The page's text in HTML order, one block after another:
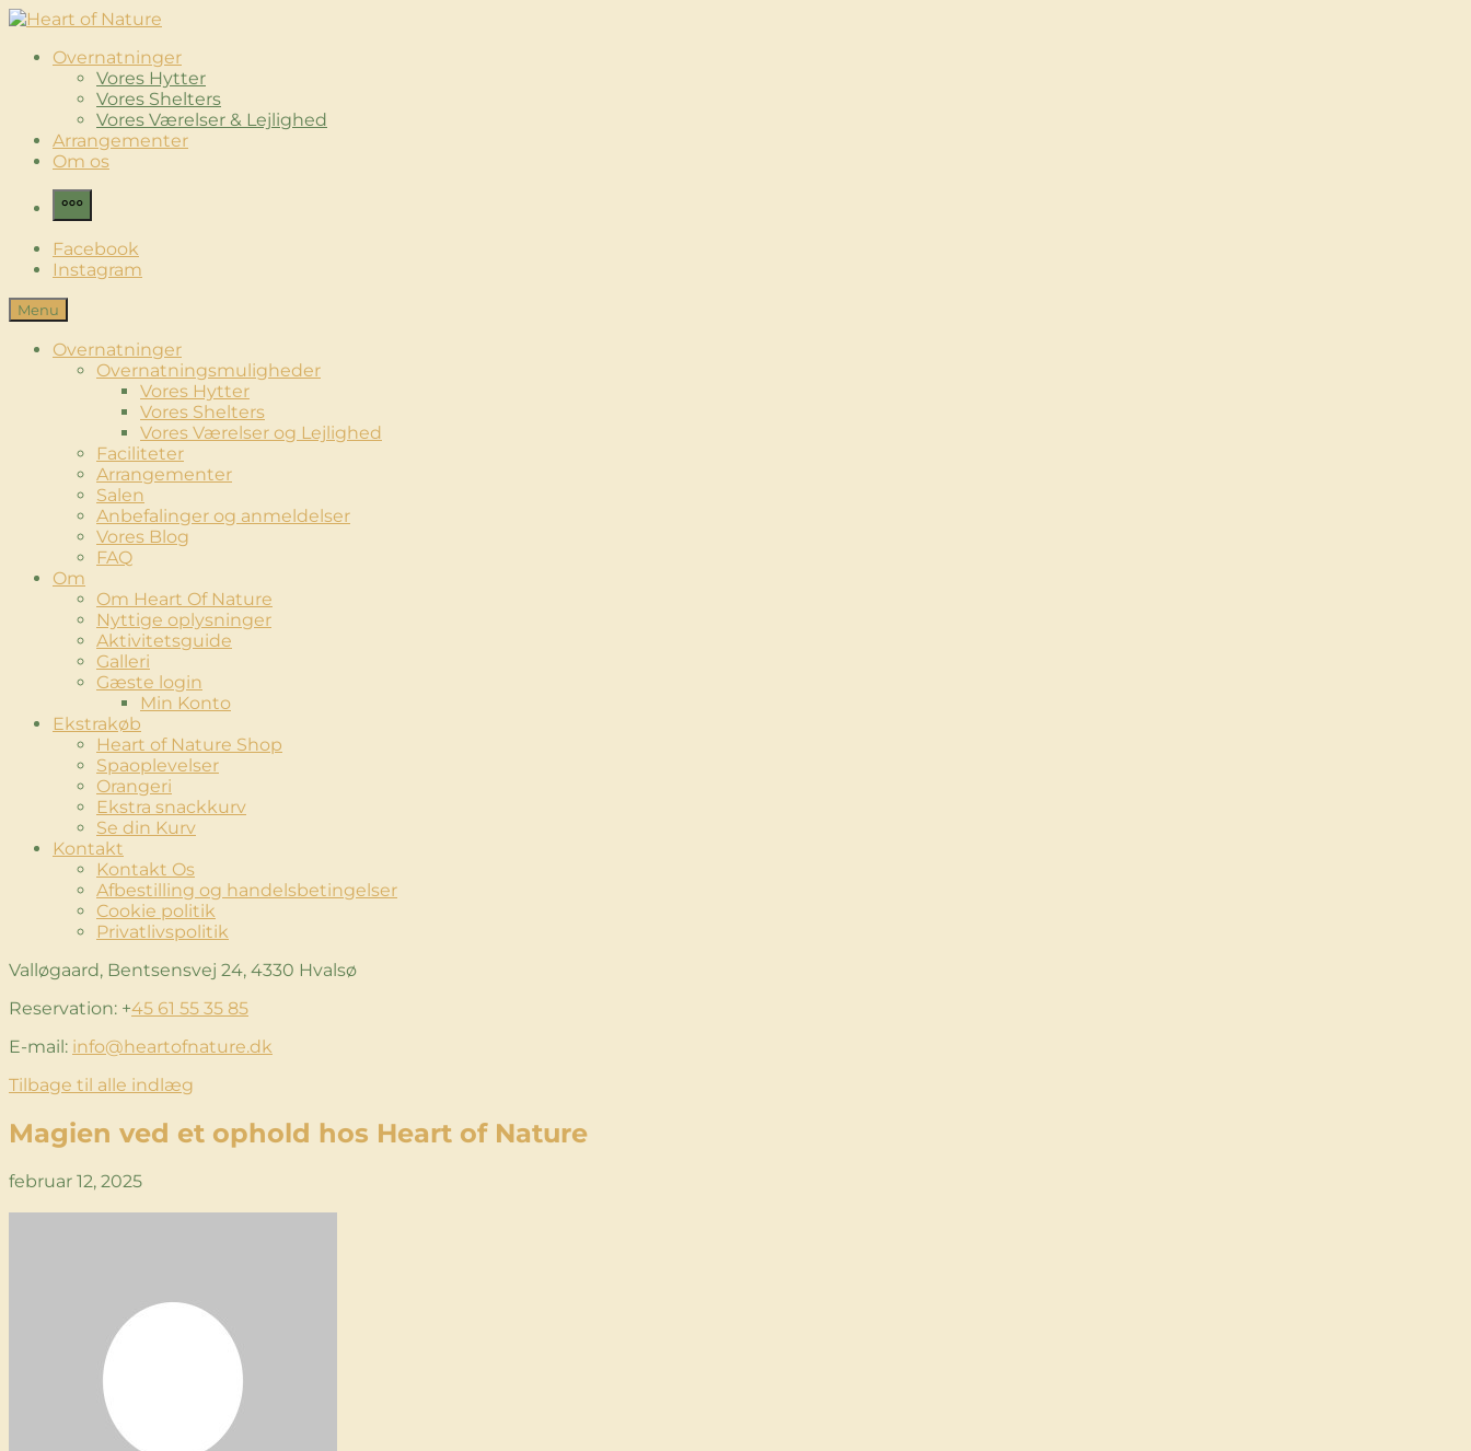
Skip
content
Heart of Nature
Luksus Glamping & Spaoplevelse
Overnatninger
Vores Hytter
Vores Shelters
Vores Værelser & Lejlighed
Arrangementer
Om os
More
Facebook
Instagram
Menu
Overnatninger
Overnatningsmuligheder
Vores Hytter
Vores Shelters
Vores Værelser og Lejlighed
Faciliteter
Arrangementer
Salen
Anbefalinger og anmeldelser
Vores Blog
FAQ
Om
Om Heart Of Nature
Nyttige oplysninger
Aktivitetsguide
Galleri
Gæste login
Min Konto
Ekstrakøb
Heart of Nature Shop
Spaoplevelser
Orangeri
Ekstra snackkurv
Se din Kurv
Kontakt
Kontakt Os
Afbestilling og handelsbetingelser
Cookie politik
Privatlivspolitik
Valløgaard, Bentsensvej 24, 4330 Hvalsø
Reservation: +45 61 55 35 85
E-mail: info@heartofnature.dk
Tilbage til alle indlæg
Magien ved et ophold hos Heart of Nature
februar 12, 2025